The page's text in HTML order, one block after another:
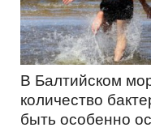
В Балтийском
количество
быть особенно